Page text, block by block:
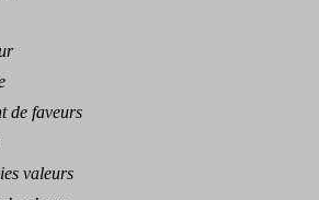
de faveurs
valeurs